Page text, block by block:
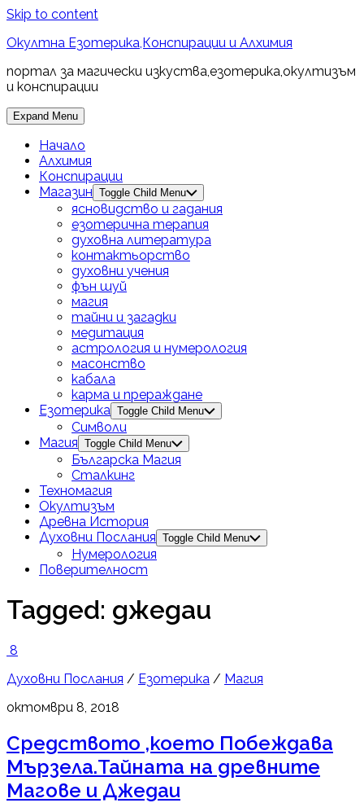
Skip to content
Окултна Езотерика,Конспирации и Алхимия
портал за магически изкуства,езотерика,окултизъм
и конспирации
Expand Menu
Начало
Алхимия
Конспирации
Магазин Toggle Child Menu
ясновидство и гадания
езотерична терапия
духовна литература
контактьорство
духовни учения
фън шуй
магия
тайни и загадки
медитация
астрология и нумерология
масонство
кабала
карма и прераждане
Езотерика Toggle Child Menu
Символи
Магия Toggle Child Menu
Българска Магия
Сталкинг
Техномагия
Окултизъм
Древна История
Духовни Послания Toggle Child Menu
Нумерология
Поверителност
Tagged: джедаи
8
Духовни Послания / Езотерика / Магия
октомври 8, 2018
Средството ,което Побеждава
Мързела.Тайната на древните
Магове и Джедаи